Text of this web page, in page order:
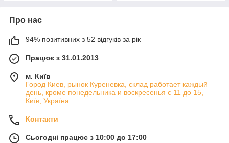
Про нас
94% позитивних з 52 відгуків за рік
Працює з 31.01.2013
м. Київ
Город Киев, рынок Куреневка, склад работает каждый
день, кроме понедельника и воскресенья с 11 до 15,
Київ, Україна
Контакти
Сьогодні працює з 10:00 до 17:00